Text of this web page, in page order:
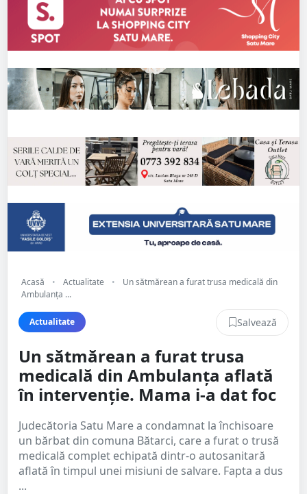
Acasă • Actualitate •
Un sătmărean a furat trusa medicală din
Ambulanța ...
Actualitate Salvează
Un sătmărean a furat trusa
medicală din Ambulanța aflată
în intervenție. Mama i-a dat foc
Judecătoria Satu Mare a condamnat la închisoare
un bărbat din comuna Bătarci, care a furat o trusă
medicală complet echipată dintr-o autosanitară
aflată în timpul unei misiuni de salvare. Fapta a dus
...